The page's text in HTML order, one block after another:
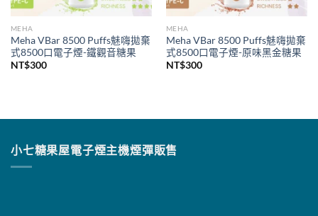
MEHA
Meha VBar 8500 Puffs魅嗨拋棄
式8500口電子煙-鐵觀音糖果
NT$300
MEHA
Meha VBar 8500 Puffs魅嗨拋棄
式8500口電子煙-原味黑金糖果
NT$300
小七糖果屋電子煙主機煙彈販售